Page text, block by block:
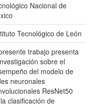
Nacional de
Tecnológico de León
trabajo presenta
sobre el
del modelo de
neuronales
ResNet50
clasificación de